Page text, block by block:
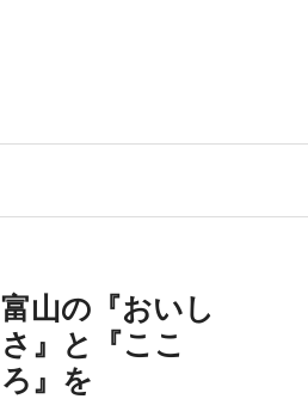
富山の『おいし
さ』と『ここ
ろ』を